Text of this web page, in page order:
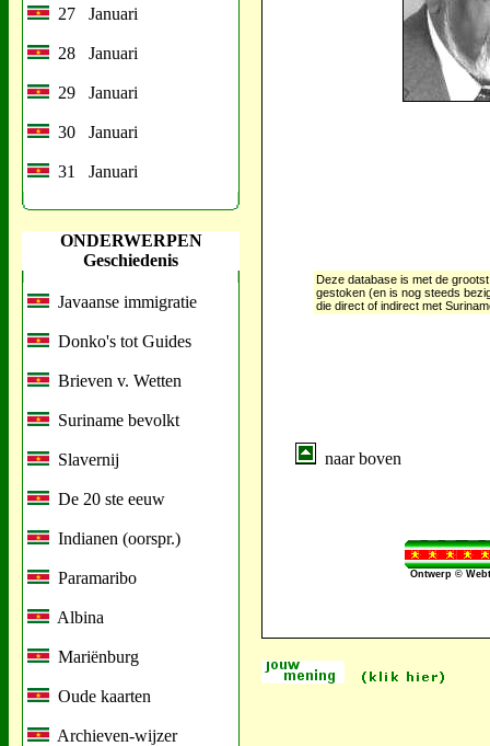
27 Januari
28 Januari
29 Januari
30 Januari
31 Januari
ONDERWERPEN
Geschiedenis
Javaanse immigratie
Donko's tot Guides
Brieven v. Wetten
Suriname bevolkt
Slavernij
De 20 ste eeuw
Indianen (oorspr.)
Paramaribo
Albina
Mariënburg
Oude kaarten
Archieven-wijzer
Deze database is met de
gestoken (en is nog steeds
die direct of indirect met
naar boven
Ontwerp ©